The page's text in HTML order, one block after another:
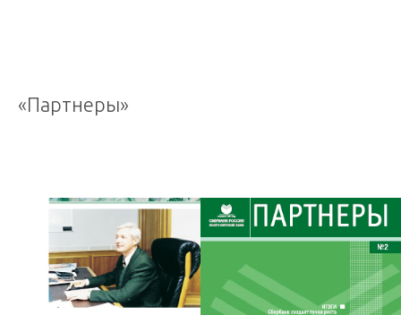
«Партнеры»